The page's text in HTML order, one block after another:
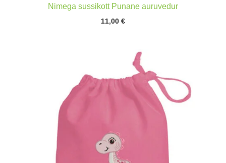
Nimega sussikott Punane auruvedur
11,00 €